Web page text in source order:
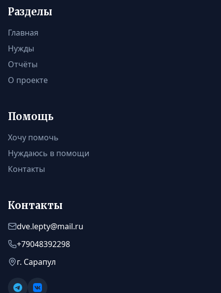
Разделы
Главная
Нужды
Отчёты
О проекте
Помощь
Хочу помочь
Нуждаюсь в помощи
Контакты
Контакты
dve.lepty@mail.ru
+79048392298
г. Сарапул